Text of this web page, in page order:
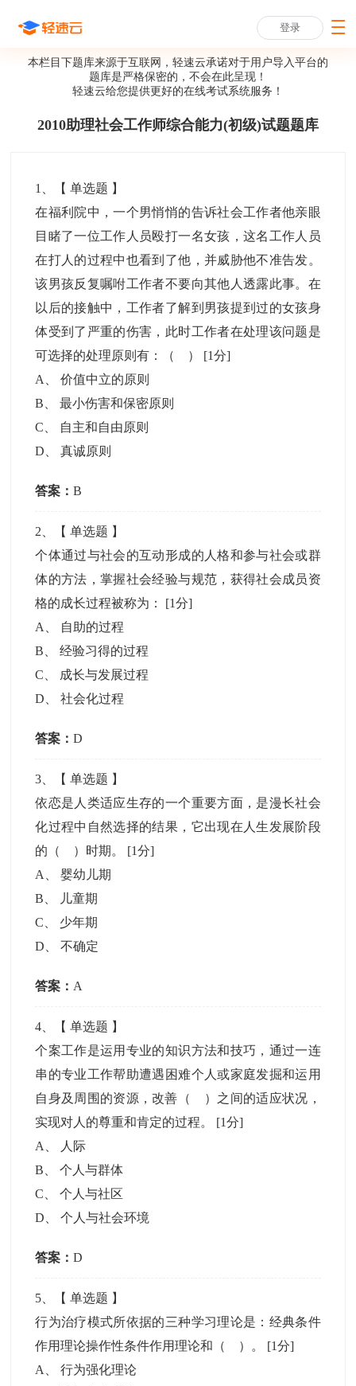
登录
本栏目下题库来源于互联网，轻速云承诺对于用户导入平台的
题库是严格保密的，不会在此呈现！
轻速云给您提供更好的在线考试系统服务！
2010助理社会工作师综合能力(初级)试题题库
1 、【单选题 】
在福利院中，一个男悄悄的告诉社会工作者他亲眼
目睹了一位工作人员殴打一名女孩，这名工作人员
在打人的过程中也看到了他，并威胁他不准告发。
该男孩反复嘱咐工作者不要向其他人透露此事。在
以后的接触中，工作者了解到男孩提到过的女孩身
体受到了严重的伤害，此时工作者在处理该问题是
可选择的处理原则有：（ ） [1分]
A
、价值中立的原则
B 、最小伤害和保密原则
C
自主和自由原则
D 、真诚原则
答案：B
2 、【单选题 】
个体通过与社会的互动形成的人格和参与社会或群
体的方法，掌握社会经验与规范，获得社会成员资
格的成长过程被称为： [1分]
A
自助的过程
B 、经验习得的过程
C
成长与发展过程
D 、社会化过程
答案：D
3 、【单选题 】
依恋是人类适应生存的一个重要方面，是漫长社会
化过程中自然选择的结果，它出现在人生发展阶段
的（ ）时期。 [1分]
A
、婴幼儿期
B
儿童期
C
少年期
D 、不确定
答案： A
4 、【单选题 】
个案工作是运用专业的知识方法和技巧，通过一连
串的专业工作帮助遭遇困难个人或家庭发掘和运用
自身及周围的资源，改善（ ）之间的适应状况，
实现对人的尊重和肯定的过程。 [1分]
A
人际
B 、个人与群体
C 、个人与社区
D 、个人与社会环境
答案：D
5 、【单选题 】
行为治疗模式所依据的三种学习理论是：经典条件
作用理论操作性条件作用理论和（ ）。 [1分]
A
、行为强化理论